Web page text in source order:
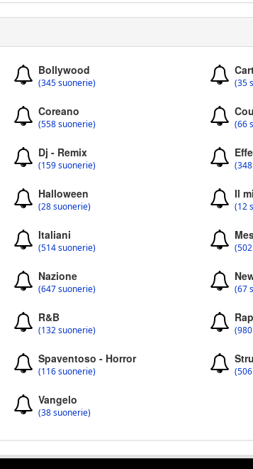
Bollywood
(345 suonerie) (35
Coreano
(558 suonerie) (66
Dj - Remix
(159 suonerie)
Halloween
(28 suonerie)
Il
(12
Italiani
(514 suonerie)
Nazione
(647 suonerie) (67
R&B
(132 suonerie)
Spaventoso - Horror
(116 suonerie)
Vangelo
(38 suonerie)